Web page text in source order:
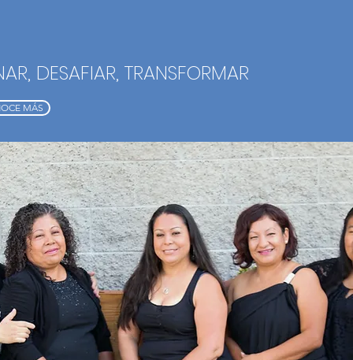
DESAFIAR, TRANSFORMAR
MÁS